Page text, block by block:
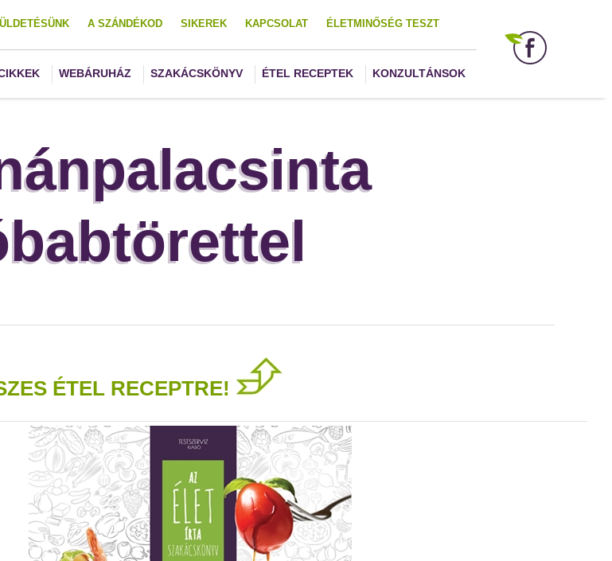
A SZÁNDÉKOD SIKEREK KAPCSOLAT ÉLETMINŐSÉG TESZT
WEBÁRUHÁZ SZAKÁCSKÖNYV ÉTEL RECEPTEK KONZULTÁNSOK
ÉTEL RECEPTRE!